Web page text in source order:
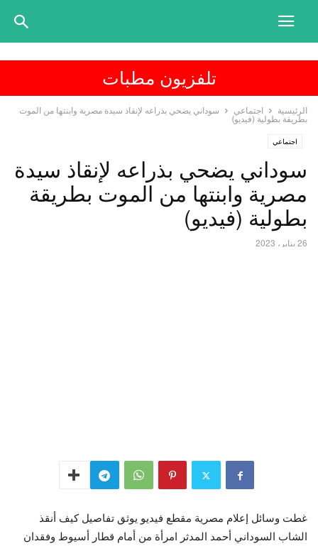
تلفزيون مطبات
الرئيسية اجتماعي
سوداني يضحي بذراعه لإنقاذ سيدة مصرية وابنتها من الموت
بطريقة بطولية (فيديو)
اجتماعي
سوداني يضحي بذراعه لإنقاذ سيدة
مصرية وابنتها من الموت بطريقة
بطولية (فيديو)
26 يناير، 2023
غطت وسائل إعلام مصرية مقطع فيديو يوثق تفاصيل كيف أنقذ
الشاب السوداني أحمد المدثر امرأة من أمام قطار أسيوط وفقدان